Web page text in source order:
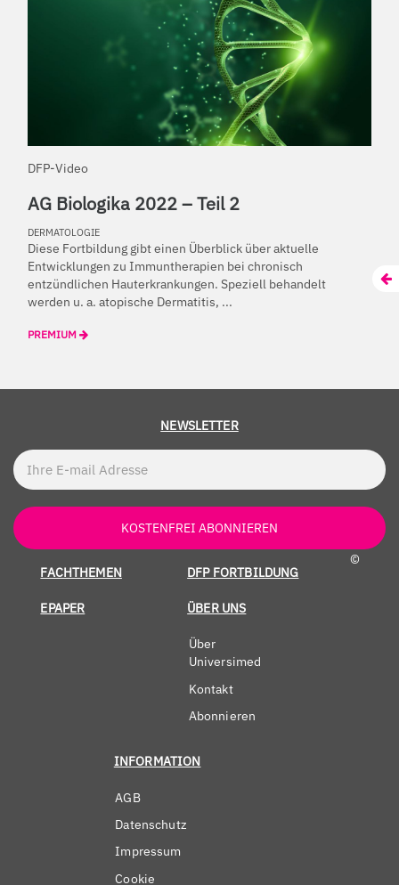
DFP-Video
AG Biologika 2022 – Teil 2
DERMATOLOGIE
Diese Fortbildung gibt einen Überblick über aktuelle
Entwicklungen zu Immuntherapien bei chronisch
entzündlichen Hauterkrankungen. Speziell behandelt
werden u. a. atopische Dermatitis, ...
PREMIUM
NEWSLETTER
KOSTENFREI ABONNIEREN
FACHTHEMEN DFP FORTBILDUNG
EPAPER ÜBER UNS
Über
Universimed
Kontakt
Abonnieren
INFORMATION
AGB
Datenschutz
Impressum
Cookie
©